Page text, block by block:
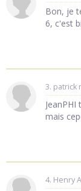
Bon, je
6, c'est
3. patrick
mais
4. Henry